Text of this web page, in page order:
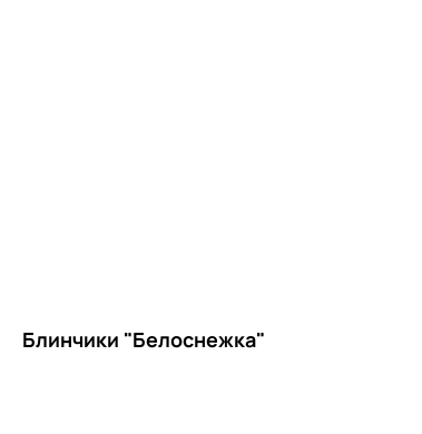
Блинчики "Белоснежка"